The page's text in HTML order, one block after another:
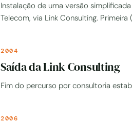
Instalação de uma versão
Telecom, via Link Consulting.
2004
Saída da Link Consulting
Fim do percurso por consultoria
2006